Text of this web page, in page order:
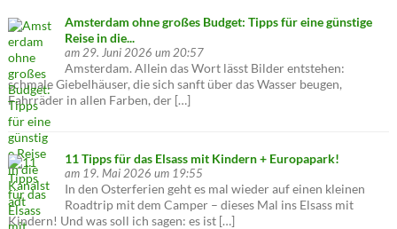
Amsterdam ohne großes Budget: Tipps für eine günstige
Reise in die...
am 29. Juni 2026 um 20:57
Amsterdam. Allein das Wort lässt Bilder entstehen:
schmale Giebelhäuser, die sich sanft über das Wasser beugen,
Fahrräder in allen Farben, der […]
11 Tipps für das Elsass mit Kindern + Europapark!
am 19. Mai 2026 um 19:55
In den Osterferien geht es mal wieder auf einen kleinen
Roadtrip mit dem Camper – dieses Mal ins Elsass mit
Kindern! Und was soll ich sagen: es ist […]